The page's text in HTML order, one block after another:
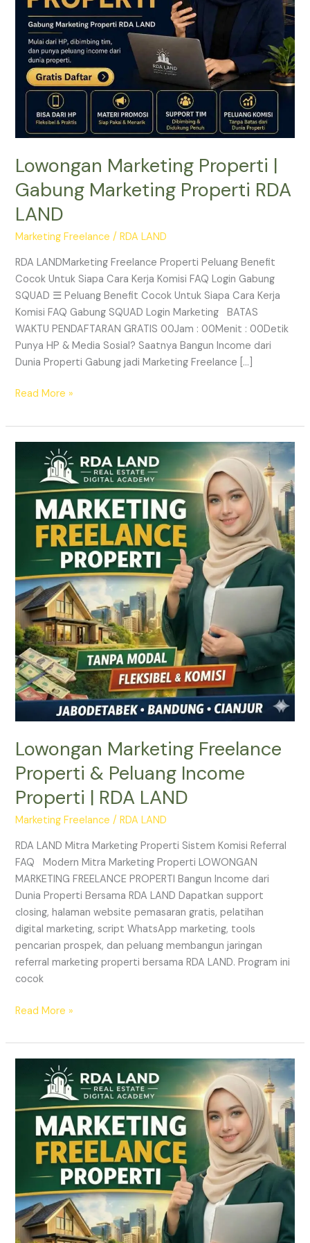
Lowongan Marketing Properti |
Gabung Marketing Properti RDA
LAND
Marketing Freelance /RDA LAND
RDA LANDMarketing Freelance Properti Peluang Benefit
Cocok Untuk Siapa Cara Kerja Komisi FAQ Login Gabung
SQUAD ☰ Peluang Benefit Cocok Untuk Siapa Cara Kerja
Komisi FAQ Gabung SQUAD Login Marketing BATAS
WAKTU PENDAFTARAN GRATIS 00Jam : 00Menit : 00Detik
Punya HP & Media Sosial? Saatnya Bangun Income dari
Dunia Properti Gabung jadi Marketing Freelance […]
RDA
LAND
Read More »
Lowongan Marketing Freelance
Properti & Peluang Income
Properti | RDA LAND
Marketing Freelance /RDA LAND
RDA LAND Mitra Marketing Properti Sistem Komisi Referral
FAQ Modern Mitra Marketing Properti LOWONGAN
MARKETING FREELANCE PROPERTI Bangun Income dari
Dunia Properti Bersama RDA LAND Dapatkan support
closing, halaman website pemasaran gratis, pelatihan
digital marketing, script WhatsApp marketing, tools
pencarian prospek, dan peluang membangun jaringan
referral marketing properti bersama RDA LAND. Program ini
cocok
Lowongan
Marketing
Freelance
Properti
Peluang
Income
Properti
|
RDA
LAND
Read More »
REKRUTMEN
MARKETING
FREELANCE
Properti
Tanpa
Modal
LAND